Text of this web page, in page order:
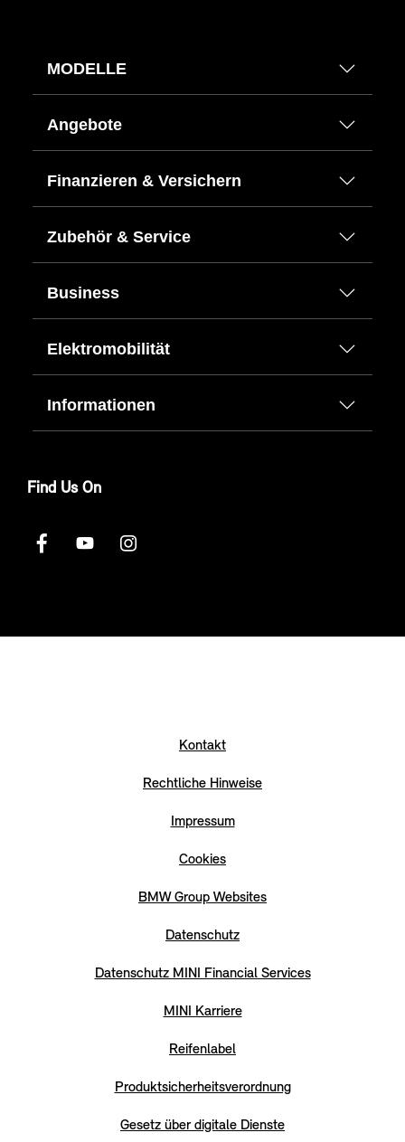
MODELLE
Angebote
Finanzieren & Versichern
Zubehör & Service
Business
Elektromobilität
Informationen
Find Us On
Kontakt
Rechtliche Hinweise
Impressum
Cookies
BMW Group Websites
Datenschutz
Datenschutz MINI Financial Services
MINI Karriere
Reifenlabel
Produktsicherheitsverordnung
Gesetz über digitale Dienste